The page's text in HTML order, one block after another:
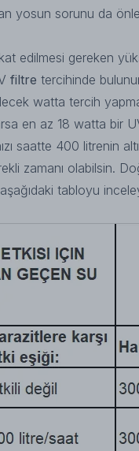
yosun sorunu da
edilmesi gereken
filtre tercihinde
watta tercih
en az 18 watta bir
saatte 400 litrenin
zamanı olabilsin.
tabloyu